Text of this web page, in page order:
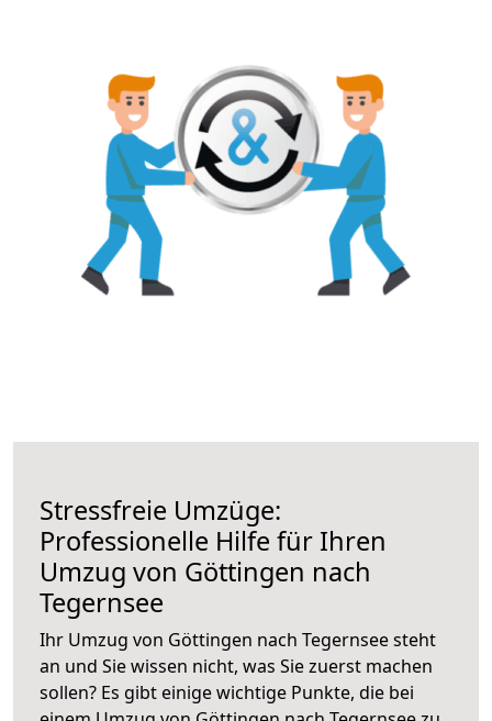
Stressfreie Umzüge:
Professionelle Hilfe für Ihren
Umzug von Göttingen nach
Tegernsee
Ihr Umzug von Göttingen nach Tegernsee steht
an und Sie wissen nicht, was Sie zuerst machen
sollen? Es gibt einige wichtige Punkte, die bei